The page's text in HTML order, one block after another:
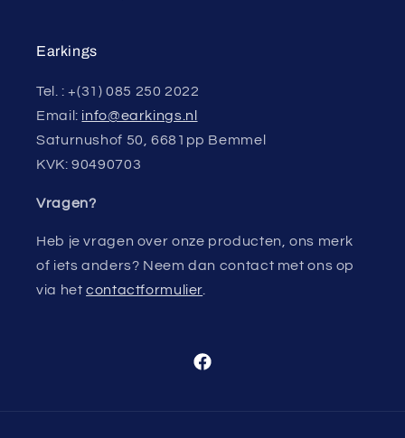
Earkings
Tel. : +(31) 085 250 2022
Email: info@earkings.nl
Saturnushof 50, 6681pp Bemmel
KVK: 90490703
Vragen?
Heb je vragen over onze producten, ons merk
of iets anders? Neem dan contact met ons op
via hetcontactformulier.
Facebook